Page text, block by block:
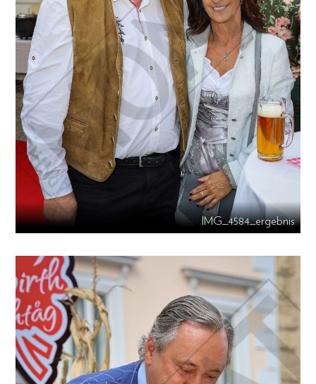
IMG_4584_ergebnis